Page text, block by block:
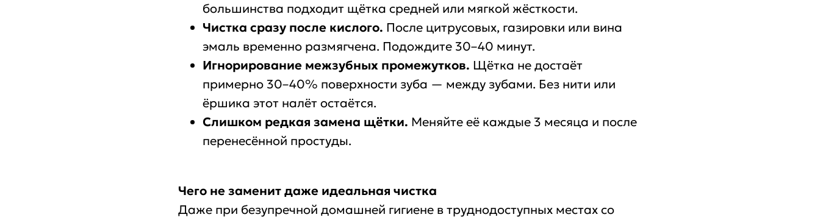
большинства подходит щётка средней или мягкой жёсткости.
Чистка сразу после кислого. После цитрусовых, газировки или вина
эмаль временно размягчена. Подождите 30–40 минут.
Игнорирование межзубных промежутков. Щётка не достаёт
примерно 30–40% поверхности зуба — между зубами. Без нити или
ёршика этот налёт остаётся.
Слишком редкая замена щётки. Меняйте её каждые 3 месяца и после
перенесённой простуды.
Чего не заменит даже идеальная чистка
Даже при безупречной домашней гигиене в труднодоступных местах со